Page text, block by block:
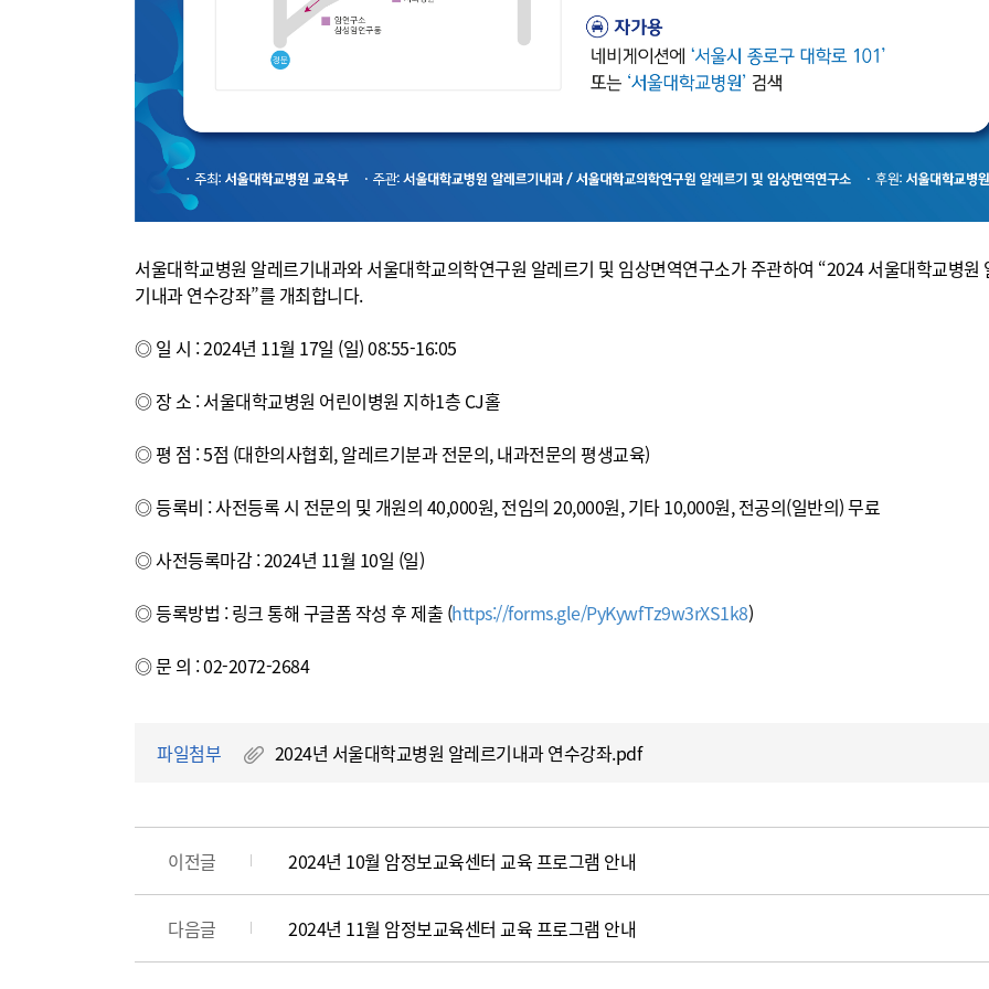
서울대학교병원 알레르기내과와 서울대학교의학연구원 알레르기 및 임상면역연구소가 주관하여 “2024 서울대학교병원
기내과 연수강좌”를 개최합니다.
◎ 일 시 : 2024년 11월 17일 (일) 08:55-16:05
◎ 장 소 : 서울대학교병원 어린이병원 지하1층 CJ홀
◎ 평 점 : 5점 (대한의사협회, 알레르기분과 전문의, 내과전문의 평생교육)
◎ 등록비 : 사전등록 시 전문의 및 개원의 40,000원, 전임의 20,000원, 기타 10,000원, 전공의(일반의) 무료
◎ 사전등록마감 : 2024년 11월 10일 (일)
◎ 등록방법 : 링크 통해 구글폼 작성 후 제출 (https://forms.gle/PyKywfTz9w3rXS1k8)
◎ 문 의 : 02-2072-2684
파일첨부 2024년 서울대학교병원 알레르기내과 연수강좌.pdf
이전글 2024년 10월 암정보교육센터 교육 프로그램 안내
다음글 2024년 11월 암정보교육센터 교육 프로그램 안내